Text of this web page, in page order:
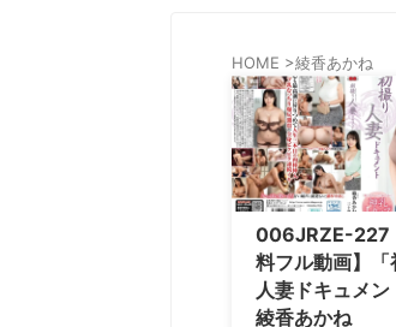
HOME >綾香あかね
006JRZE-227
料フル動画】「
人妻ドキュメン
綾香あかね